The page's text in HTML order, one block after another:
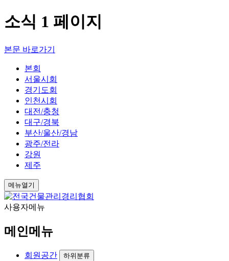
소식 1 페이지
본문 바로가기
본회
서울시회
경기도회
인천시회
대전/충청
대구/경북
부산/울산/경남
광주/전라
강원
제주
메뉴열기
사용자메뉴
메인메뉴
회원공간 하위분류